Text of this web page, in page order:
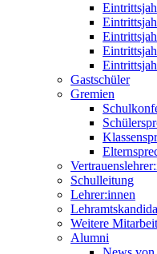
Gastschüler
Gremien
Schulleitung
Lehrer:innen
Weitere
Alumni